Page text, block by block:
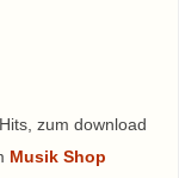
zum download
Musik Shop